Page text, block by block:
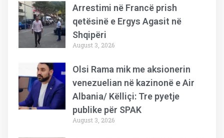
Arrestimi në Francë prish
qetësinë e Ergys Agasit në
Shqipëri
August 3, 2026
Olsi Rama mik me aksionerin
venezuelian në kazinonë e Air
Albania/ Këlliçi: Tre pyetje
publike për SPAK
August 3, 2026